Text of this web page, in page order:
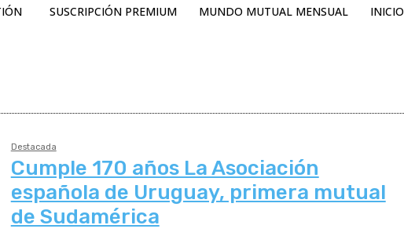
SUSCRIPCIÓN PREMIUM MUNDO MUTUAL MENSUAL INICIO
Destacada
Cumple 170 años La Asociación
española de Uruguay, primera mutual
de Sudamérica